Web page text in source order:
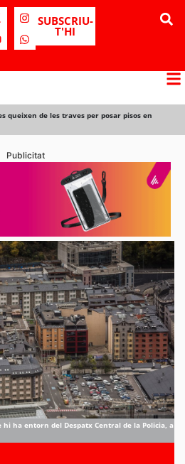
SUBSCRIU-
T'HI
queixen de les traves per posar pisos en
Publicitat
ha entorn del Despatx Central de la Policia, a